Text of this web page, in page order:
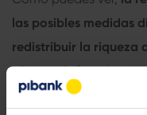
las posibles medidas
redistribuir la riqueza
efectos de la pobreza.
haya ayudado a